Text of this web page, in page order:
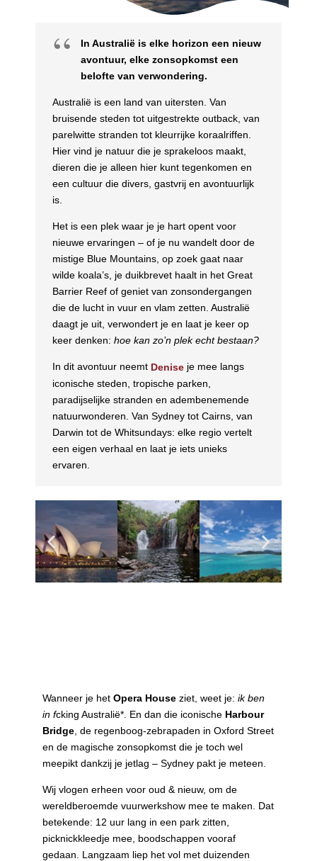
In Australië is elke horizon een nieuw
avontuur, elke zonsopkomst een
belofte van verwondering.
Australië is een land van uitersten. Van
bruisende steden tot uitgestrekte outback, van
parelwitte stranden tot kleurrijke koraalriffen.
Hier vind je natuur die je sprakeloos maakt,
dieren die je alleen hier kunt tegenkomen en
een cultuur die divers, gastvrij en avontuurlijk
is.
Het is een plek waar je je hart opent voor
nieuwe ervaringen – of je nu wandelt door de
mistige Blue Mountains, op zoek gaat naar
wilde koala’s, je duikbrevet haalt in het Great
Barrier Reef of geniet van zonsondergangen
die de lucht in vuur en vlam zetten. Australië
daagt je uit, verwondert je en laat je keer op
keer denken: hoe kan zo’n plek echt bestaan?
In dit avontuur neemt Denise je mee langs
iconische steden, tropische parken,
paradijselijke stranden en adembenemende
natuurwonderen. Van Sydney tot Cairns, van
Darwin tot de Whitsundays: elke regio vertelt
een eigen verhaal en laat je iets unieks
ervaren.
Wanneer je het Opera House ziet, weet je: ik ben
in fcking Australië*. En dan die iconische Harbour
Bridge , de regenboog-zebrapaden in Oxford Street
en de magische zonsopkomst die je toch wel
meepikt dankzij je jetlag – Sydney pakt je meteen.
Wij vlogen erheen voor oud & nieuw, om de
wereldberoemde vuurwerkshow mee te maken. Dat
betekende: 12 uur lang in een park zitten,
picknickkleedje mee, boodschappen vooraf
gedaan. Langzaam liep het vol met duizenden